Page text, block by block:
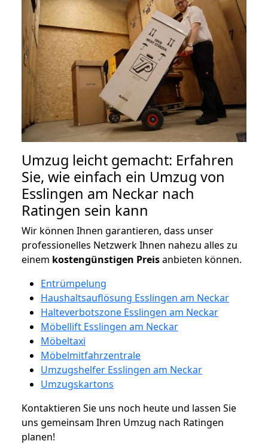
Umzug leicht gemacht: Erfahren
Sie, wie einfach ein Umzug von
Esslingen am Neckar nach
Ratingen sein kann
Wir können Ihnen garantieren, dass unser
professionelles Netzwerk Ihnen nahezu alles zu
einem kostengünstigen Preisanbieten können.
Entrümpelung
Haushaltsauflösung Esslingen am Neckar
Halteverbotszone Esslingen am Neckar
Möbellift Esslingen am Neckar
Möbeltaxi
Möbelmitfahrzentrale
Umzugshelfer Esslingen am Neckar
Umzugskartons
Kontaktieren Sie uns noch heute und lassen Sie
uns gemeinsam Ihren Umzug nach Ratingen
planen!